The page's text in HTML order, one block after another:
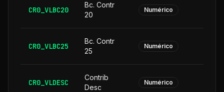
CR0_VLBC20
Bc. Contr
20
Numérico
CR0_VLBC25
Bc. Contr
25
Numérico
CR0_VLDESC
Contrib
Desc
Numérico